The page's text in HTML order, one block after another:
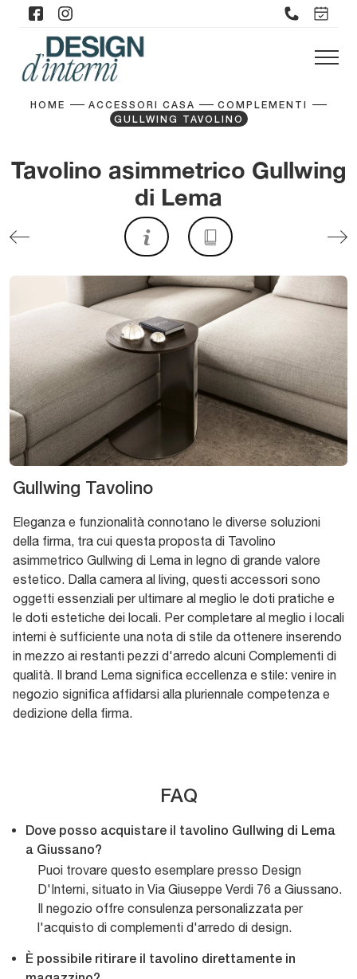
HOME ACCESSORI CASA
COMPLEMENTI
GULLWING TAVOLINO
Tavolino asimmetrico Gullwing
di Lema
Gullwing Tavolino
Eleganza e funzionalità connotano le diverse soluzioni
della firma, tra cui questa proposta di Tavolino
asimmetrico Gullwing di Lema in legno di grande valore
estetico. Dalla camera al living, questi accessori sono
oggetti essenziali per ultimare al meglio le doti pratiche e
le doti estetiche dei locali. Per completare al meglio i locali
interni è sufficiente una nota di stile da ottenere inserendo
in mezzo ai restanti pezzi d'arredo alcuni Complementi di
qualità. Il brand Lema significa eccellenza e stile: venire in
negozio significa affidarsi alla pluriennale competenza e
dedizione della firma.
FAQ
Dove posso acquistare il tavolino Gullwing di Lema
a Giussano?
Puoi trovare questo esemplare presso Design
D'Interni, situato in Via Giuseppe Verdi 76 a Giussano.
Il negozio offre consulenza personalizzata per
l'acquisto di complementi d'arredo di design.
È possibile ritirare il tavolino direttamente in